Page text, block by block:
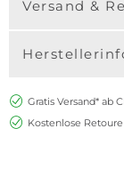
Versand &
Gratis Versand* ab
Kostenlose Retoure